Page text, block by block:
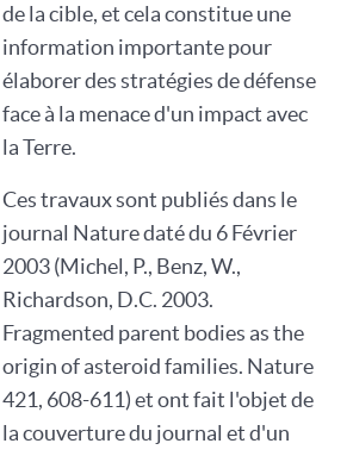
de la cible, et cela constitue une
information importante pour
élaborer des stratégies de défense
face à la menace d'un impact avec
la Terre.
Ces travaux sont publiés dans le
journal Nature daté du 6 Février
2003 (Michel, P., Benz, W.,
Richardson, D.C. 2003.
Fragmented parent bodies as the
origin of asteroid families. Nature
421, 608-611) et ont fait l'objet de
la couverture du journal et d'un